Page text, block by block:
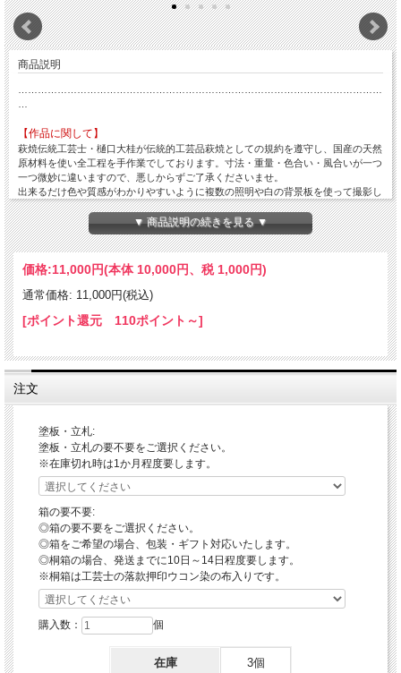
商品説明
【作品に関して】
萩焼伝統工芸士・樋口大桂が伝統的工芸品萩焼としての規約を遵守し、国産の天然
原材料を使い全工程を手作業でしております。寸法・重量・色合い・風合いが一つ
一つ微妙に違いますので、悪しからずご了承くださいませ。
出来るだけ色や質感がわかりやすいように複数の照明や白の背景板を使って撮影し
てますが、照明の映り込みが多くある際は風合いを損ねない程度の修正・補正・加
工をし、逆に修正が難しい場合はそのままにしていることもございますので、悪し
からずご了承ください。
【在庫について】
当店は実店舗と自社サイトにて在庫を共有しておりますので、ご注文のタイミング
によって在庫切れの場合は悪しからずご容赦くださいませ。
【荷造り・発送について】
・荷作りは緩衝材の新聞紙を多めに段ボールに詰めて、荷造りし発送しておりま
す。
【ギフト対応について】
◎オプションの箱をご注文及び箱込みの作品の場合、包装紙での包装・ギフト対応
(のし紙掛け・メッセージカード)を無料で承ります。
【お気軽にお問合せください！】
何かお気になることがございましたら、下記までお気軽にご連絡ください。
電話 0838-22-1447 メール higuchi@taikeian.net
▼ 商品説明の続きを見る ▼
価格:11,000円(本体 10,000円、税 1,000円)
通常価格: 11,000円(税込)
[ポイント還元 110ポイント～]
注文
塗板・立札:
塗板・立札の要不要をご選択ください。
※在庫切れ時は1か月程度要します。
箱の要不要:
◎箱の要不要をご選択ください。
◎箱をご希望の場合、包装・ギフト対応いたします。
◎桐箱の場合、発送までに10日～14日程度要します。
※桐箱は工芸士の落款押印ウコン染の布入りです。
購入数： 個
在庫 3個